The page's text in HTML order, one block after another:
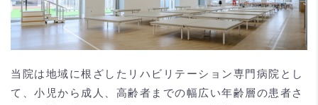
当院は地域に根ざしたリハビリテーション専門病院とし
て、小児から成人、高齢者までの幅広い年齢層の患者さ